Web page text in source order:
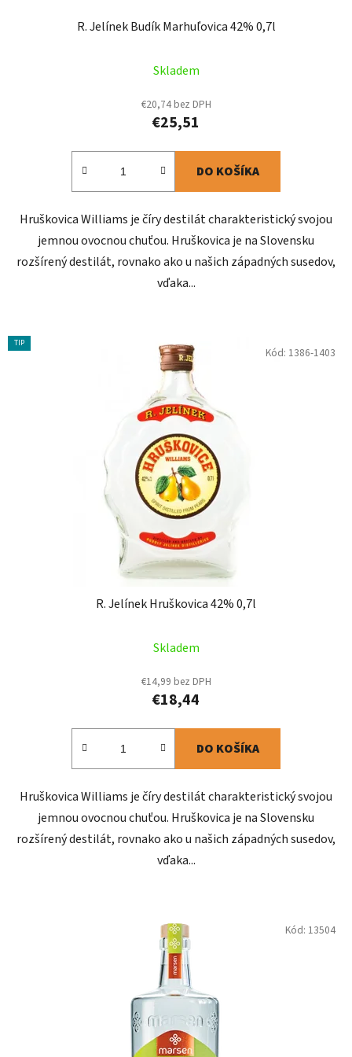
R. Jelínek Budík Marhuľovica 42% 0,7l
Skladem
€20,74 bez DPH
€25,51
DO KOŠÍKA
Hruškovica Williams je číry destilát charakteristický svojou
jemnou ovocnou chuťou. Hruškovica je na Slovensku
rozšírený destilát, rovnako ako u našich západných susedov,
vďaka...
TIP
R. Jelínek Hruškovica 42% 0,7l
Skladem
€14,99 bez DPH
€18,44
DO KOŠÍKA
Hruškovica Williams je číry destilát charakteristický svojou
jemnou ovocnou chuťou. Hruškovica je na Slovensku
rozšírený destilát, rovnako ako u našich západných susedov,
vďaka...
Kód: 1386-1403
Kód: 13504